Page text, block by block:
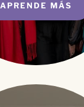
APRENDE MÁS